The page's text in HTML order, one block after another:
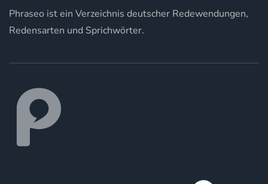
Phraseo ist ein Verzeichnis deutscher Redewendungen,
Redensarten und Sprichwörter.